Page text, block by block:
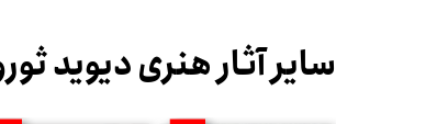
سایر آثار هنری دیوید